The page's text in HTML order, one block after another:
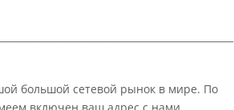
большой сетевой рынок в мире. По